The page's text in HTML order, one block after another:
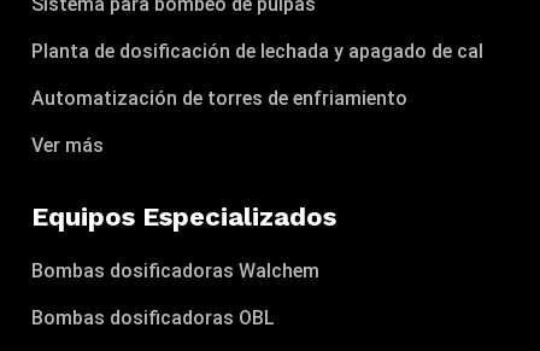
Planta de dosificación de lechada y apagado de cal
Automatización de torres de enfriamiento
Ver más
Equipos Especializados
Bombas dosificadoras Walchem
Bombas dosificadoras OBL